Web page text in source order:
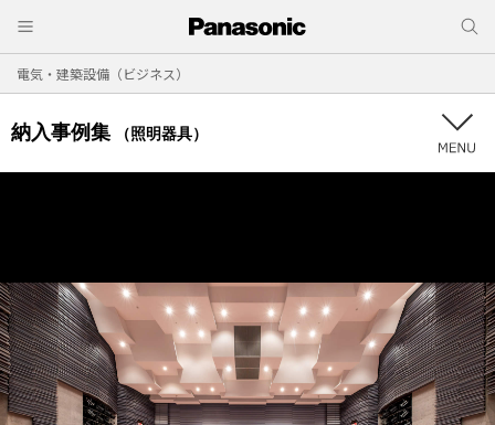
電気・建築設備（ビジネス）
納入事例集 （照明器具）